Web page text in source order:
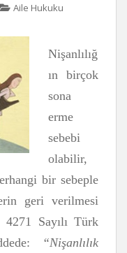
Aile Hukuku
Nişanlılığ
ın birçok
sona
erme
sebebi
olabilir,
bir sebeple
geri verilmesi
Sayılı Türk
“Nişanlılık